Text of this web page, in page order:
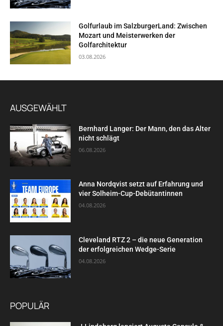
Golfurlaub im SalzburgerLand: Zwischen
Mozart und Meisterwerken der
Golfarchitektur
03.08.2026
AUSGEWÄHLT
Bernhard Langer: Der Mann, den das Alter
nicht schlägt
06.08.2026
Anna Nordqvist setzt auf Erfahrung und
vier Solheim-Cup-Debütantinnen
04.08.2026
Cleveland RTZ 2 – die neue Generation
der erfolgreichen Wedge-Serie
04.08.2026
POPULÄR